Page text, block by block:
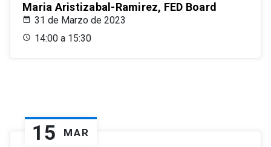
Maria Aristizabal-Ramirez, FED Board
31 de Marzo de 2023
14:00 a 15:30
15 MAR